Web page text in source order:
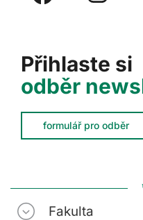
Přihlaste si
odběr
formulář pro odběr
Fakulta